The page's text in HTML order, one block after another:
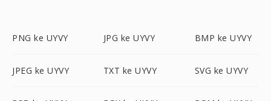
PNG ke UYVY JPG ke UYVY BMP ke UYVY
JPEG ke UYVY TXT ke UYVY SVG ke UYVY